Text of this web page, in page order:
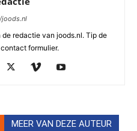
redactie van joods.nl. Tip de
formulier.
MEER VAN DEZE AUTEUR